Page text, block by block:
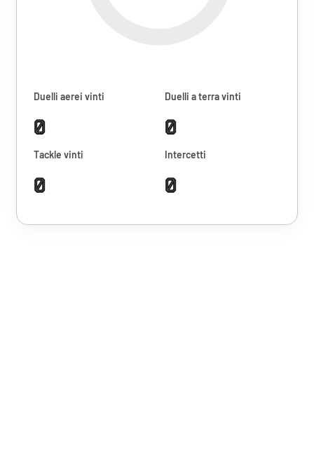
Duelli aerei vinti
0
Duelli a terra vinti
0
Tackle vinti
0
Intercetti
0